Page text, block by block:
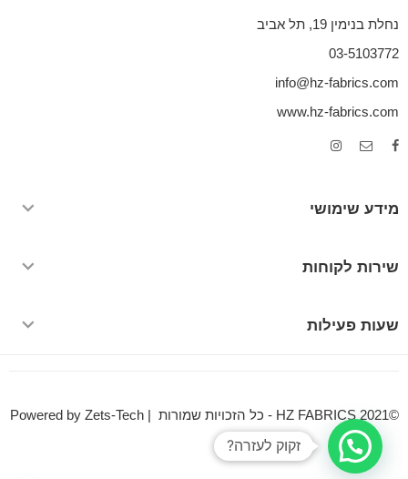
נחלת בנימין 19, תל אביב
03-5103772
info@hz-fabrics.com
www.hz-fabrics.com
מידע שימושי
שירות לקוחות
שעות פעילות
©HZ FABRICS 2021 - כל הזכויות שמורות | Powered by Zets-Tech
זקוק לעזרה?